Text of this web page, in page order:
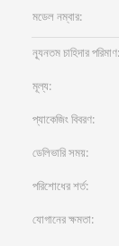
মডেল নম্বার:
ন্যূনতম চাহিদার পরিমাণ:
মূল্য:
প্যাকেজিং বিবরণ:
ডেলিভারি সময়:
পরিশোধের শর্ত:
যোগানের ক্ষমতা: